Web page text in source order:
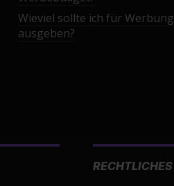
Wieviel sollte ich für Werbung
ausgeben?
RECHTLICHES